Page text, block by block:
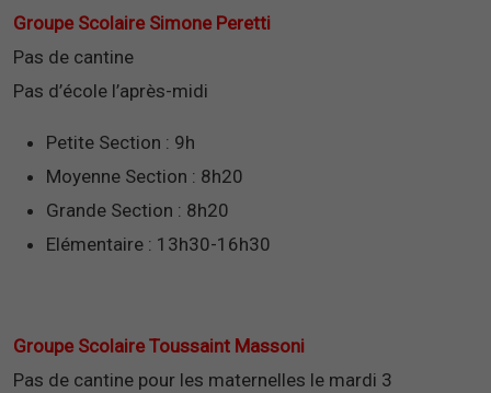
Groupe Scolaire Simone Peretti
Pas de cantine
Pas d’école l’après-midi
Petite Section : 9h
Moyenne Section : 8h20
Grande Section : 8h20
Elémentaire : 13h30-16h30
Groupe Scolaire Toussaint Massoni
Pas de cantine pour les maternelles le mardi 3